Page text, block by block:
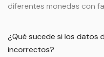
diferentes monedas con
¿Qué sucede si los datos
incorrectos?